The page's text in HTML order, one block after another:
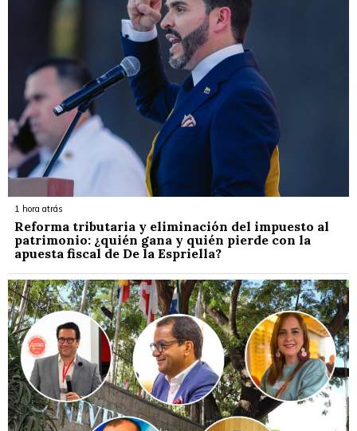
1 hora atrás
Reforma tributaria y eliminación del impuesto al
patrimonio: ¿quién gana y quién pierde con la
apuesta fiscal de De la Espriella?